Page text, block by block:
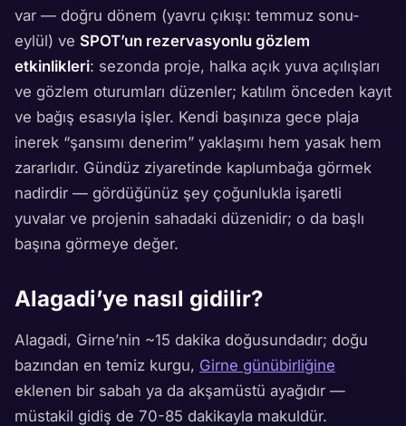
var — doğru dönem (yavru çıkışı: temmuz sonu-
eylül) ve SPOT’un rezervasyonlu gözlem
etkinlikleri: sezonda proje, halka açık yuva açılışları
ve gözlem oturumları düzenler; katılım önceden kayıt
ve bağış esasıyla işler. Kendi başınıza gece plaja
inerek “şansımı denerim” yaklaşımı hem yasak hem
zararlıdır. Gündüz ziyaretinde kaplumbağa görmek
nadirdir — gördüğünüz şey çoğunlukla işaretli
yuvalar ve projenin sahadaki düzenidir; o da başlı
başına görmeye değer.
Alagadi’ye nasıl gidilir?
Alagadi, Girne’nin ~15 dakika doğusundadır; doğu
bazından en temiz kurgu, Girne günübirliğine
eklenen bir sabah ya da akşamüstü ayağıdır —
müstakil gidiş de 70-85 dakikayla makuldür.